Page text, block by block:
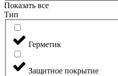
Показать все
Тип
Герметик
Защитное покрытие